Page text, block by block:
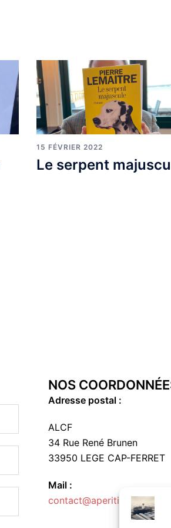
15 FÉVRIER 2022
Le serpent
NOS
Adresse postal :
ALCF
34 Rue René Brunen
33950 LEGE CAP-FERRET
Mail :
contact@aperitif-